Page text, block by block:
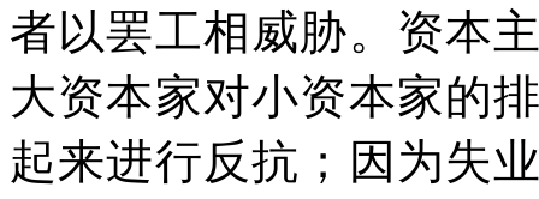
者以罢工相威胁。资本
大资本家对小资本家的
起来进行反抗；因为失